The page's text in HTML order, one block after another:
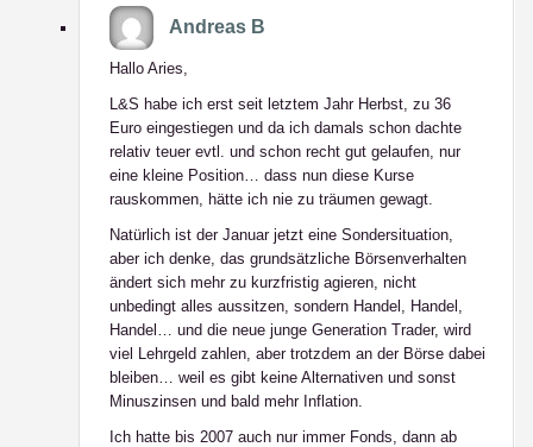
Andreas B
Hallo Aries,
L&S habe ich erst seit letztem Jahr Herbst, zu 36
Euro eingestiegen und da ich damals schon dachte
relativ teuer evtl. und schon recht gut gelaufen, nur
eine kleine Position… dass nun diese Kurse
rauskommen, hätte ich nie zu träumen gewagt.
Natürlich ist der Januar jetzt eine Sondersituation,
aber ich denke, das grundsätzliche Börsenverhalten
ändert sich mehr zu kurzfristig agieren, nicht
unbedingt alles aussitzen, sondern Handel, Handel,
Handel… und die neue junge Generation Trader, wird
viel Lehrgeld zahlen, aber trotzdem an der Börse dabei
bleiben… weil es gibt keine Alternativen und sonst
Minuszinsen und bald mehr Inflation.
Ich hatte bis 2007 auch nur immer Fonds, dann ab